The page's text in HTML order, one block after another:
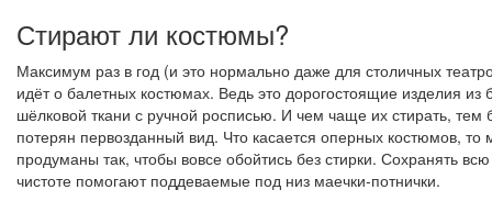
Стирают ли костюмы?
Максимум раз в год (и это нормально даже для столичных
идёт о балетных костюмах. Ведь это дорогостоящие изделия из
шёлковой ткани с ручной росписью. И чем чаще их стирать, тем
потерян первозданный вид. Что касается оперных костюмов, то
продуманы так, чтобы вовсе обойтись без стирки. Сохранять всю
чистоте помогают поддеваемые под низ маечки-потнички.